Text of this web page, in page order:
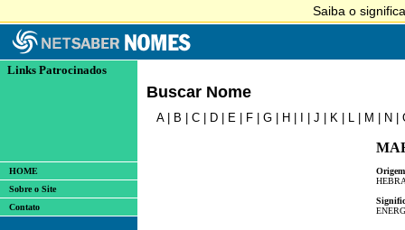
Links Patrocinados
HOME
Sobre o Site
Contato
Buscar Nome
A| B C D E F G H J K L M N